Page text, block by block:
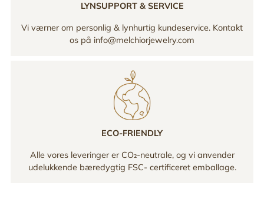
LYNSUPPORT & SERVICE
Vi værner om personlig & lynhurtig kundeservice. Kontakt
os på info@melchiorjewelry.com
ECO-FRIENDLY
Alle vores leveringer er CO₂-neutrale, og vi anvender
udelukkende bæredygtig FSC- certificeret emballage.